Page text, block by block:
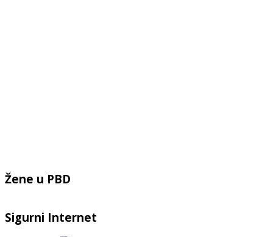
Žene u PBD
Sigurni Internet